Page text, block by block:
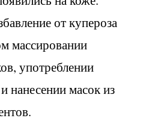
от купероза
массировании
употреблении
нанесении масок из